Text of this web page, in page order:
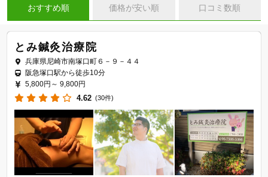
おすすめ順 価格が安い順 口コミ数順
とみ鍼灸治療院
兵庫県尼崎市南塚口町６－９－４４
阪急塚口駅から徒歩10分
5,800円～ 9,800円
4.62 (30件)